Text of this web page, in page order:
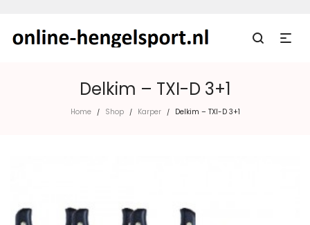
Delkim – TXI-D 3+1
Home / Shop / Karper / Delkim – TXI-D 3+1